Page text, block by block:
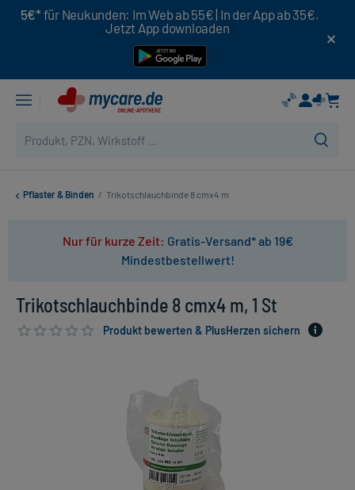
5€* für Neukunden: Im Web ab 55€ | In der App ab 35€.
Jetzt App downloaden
Pflaster & Binden / Trikotschlauchbinde 8 cmx4 m
Nur für kurze Zeit: Gratis-Versand* ab 19€
Mindestbestellwert!
Trikotschlauchbinde 8 cmx4 m, 1 St
Produkt bewerten & PlusHerzen sichern